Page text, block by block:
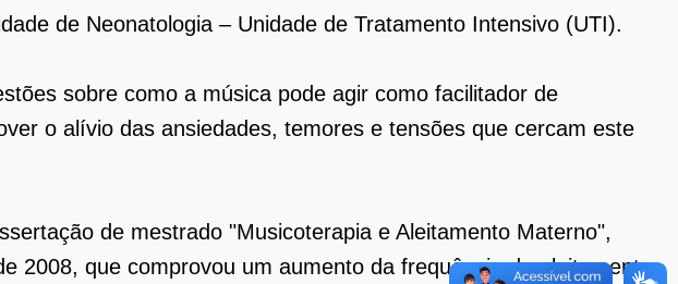
de Neonatologia – Unidade de Tratamento Intensivo (UTI).
sobre como a música pode agir como facilitador de
o alívio das ansiedades, temores e tensões que cercam este
de mestrado "Musicoterapia e Aleitamento Materno",
2008, que comprovou um aumento da frequência de aleitamento